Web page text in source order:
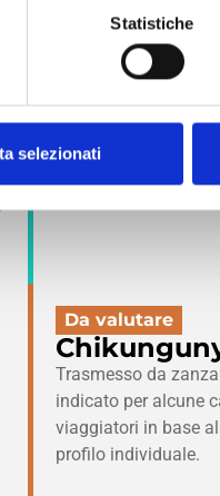
consenso.
in modo
nostra [Privacy Policy].
Statistiche
selezionati
Febbre
Fortemente
viaggiatori,
Da valutare
Trasmesso da
indicato per alcune
viaggiatori in base
profilo individuale.